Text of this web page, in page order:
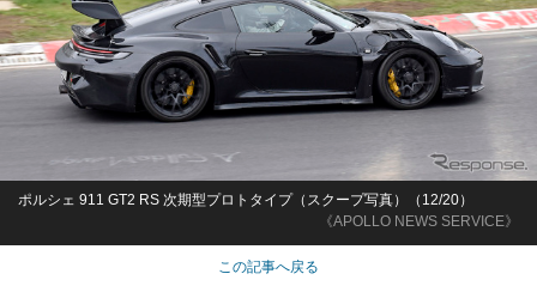
《APOLLO NEWS SERVICE》
ポルシェ 911 GT2 RS 次期型プロトタイプ（スクープ写真）（12/20）
この記事へ戻る